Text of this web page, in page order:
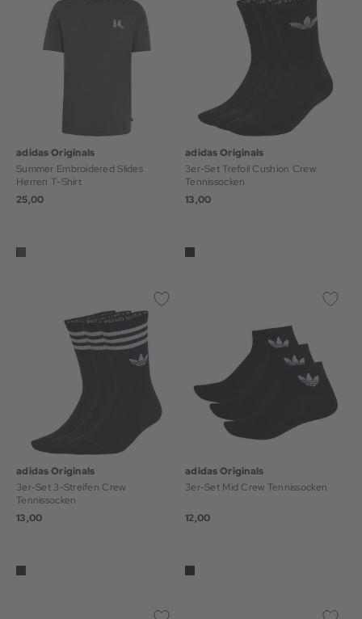
adidas Originals
Summer Embroidered Slides
Herren T-Shirt
25,00
adidas Originals
3er-Set Trefoil Cushion Crew
Tennissocken
13,00
adidas Originals
3er-Set 3-Streifen Crew
Tennissocken
13,00
adidas Originals
3er-Set Mid Crew Tennissocken
12,00